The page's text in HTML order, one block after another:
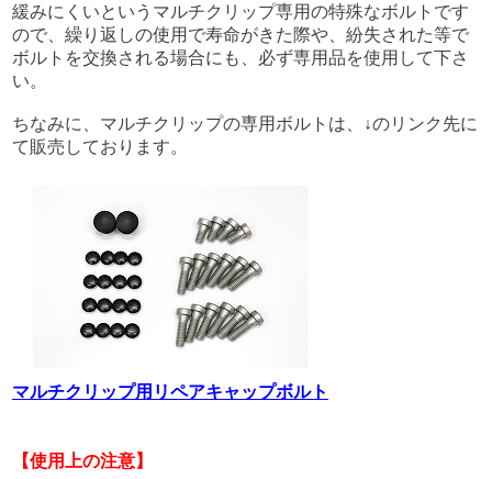
緩みにくいというマルチクリップ専用の特殊なボルトです
ので、繰り返しの使用で寿命がきた際や、紛失された等で
ボルトを交換される場合にも、必ず専用品を使用して下さ
い。
ちなみに、マルチクリップの専用ボルトは、↓のリンク先に
て販売しております。
マルチクリップ用リペアキャップボルト
【使用上の注意】